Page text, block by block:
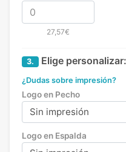
27,57€
3. Elige personalizar:
¿Dudas sobre impresión?
Logo en Pecho
Sin impresión
Logo en Espalda